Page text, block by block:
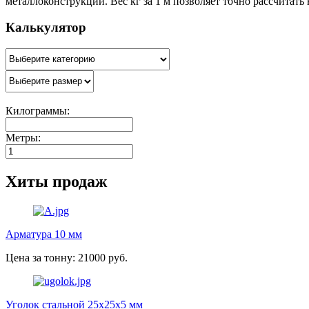
Калькулятор
Килограммы:
Метры:
Хиты продаж
Арматура 10 мм
Цена за тонну: 21000 руб.
Уголок стальной 25х25х5 мм